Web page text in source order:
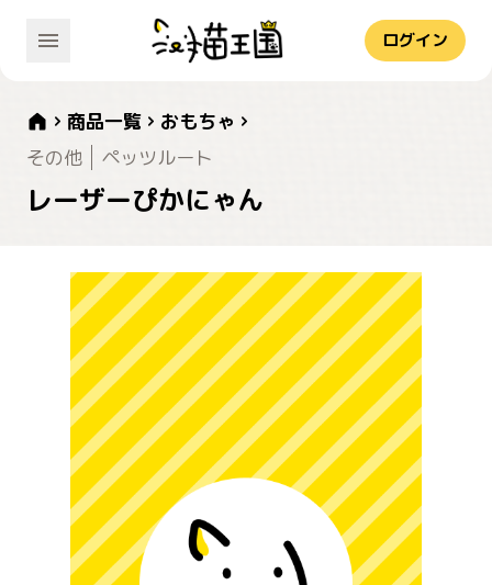
ログイン
商品一覧
おもちゃ
その他
ペッツルート
レーザーぴかにゃん